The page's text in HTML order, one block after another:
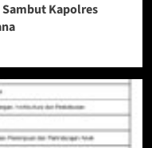
Sambut Kapolres